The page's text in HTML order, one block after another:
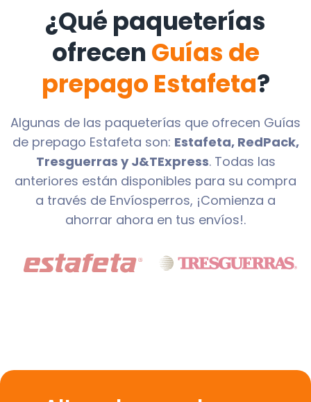
¿Qué paqueterías
ofrecen Guías de
prepago Estafeta?
Algunas de las paqueterías que ofrecen Guías
de prepago Estafeta son: Estafeta, RedPack,
Tresguerras y J&TExpress. Todas las
anteriores están disponibles para su compra
a través de Envíosperros, ¡Comienza a
ahorrar ahora en tus envíos!.